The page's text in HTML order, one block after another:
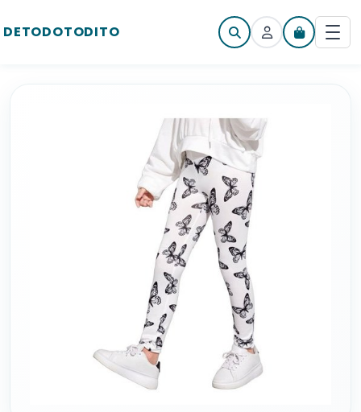
DETODOTODITO
Iniciar sesión